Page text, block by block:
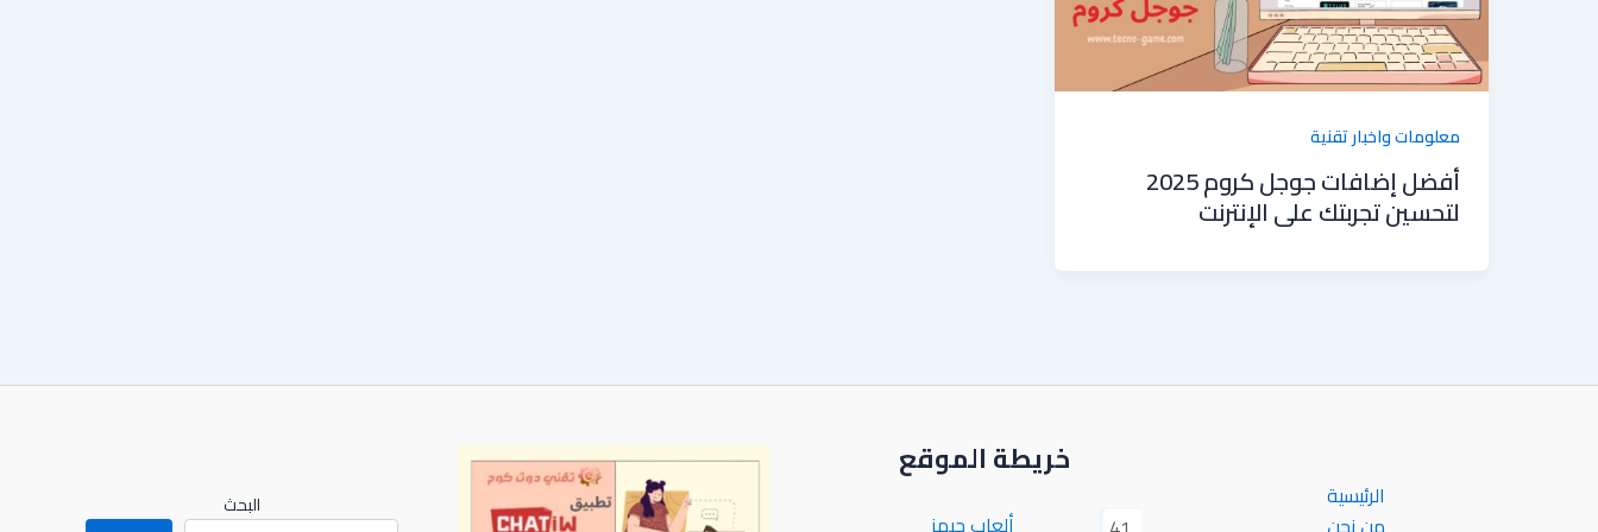
معلومات واخبار تقنية
أفضل إضافات جوجل كروم 2025
لتحسين تجربتك على الإنترنت
الرئيسية
خريطة الموقع
البحث